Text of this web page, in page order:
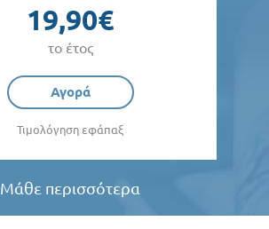
19,90€
το έτος
Αγορά
Τιμολόγηση εφάπαξ
Μάθε περισσότερα